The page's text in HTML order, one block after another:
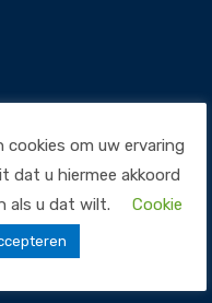
cookies om uw ervaring
dat u hiermee akkoord
als u dat wilt.
Cookie